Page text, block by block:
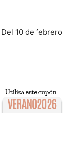
Del 10 de febrero